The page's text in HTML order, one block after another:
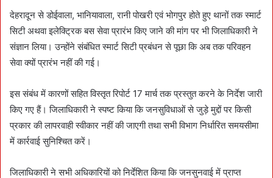
देहरादून से डोईवाला, भानियावाला, रानी पोखरी एवं भोगपुर होते हुए थानों तक स्मार्ट
सिटी अथवा इलेक्ट्रिक बस सेवा प्रारंभ किए जाने की मांग पर भी जिलाधिकारी ने
संज्ञान लिया। उन्होंने संबंधित स्मार्ट सिटी प्रबंधन से पूछा कि अब तक परिवहन
सेवा क्यों प्रारंभ नहीं की गई।
इस संबंध में कारणों सहित विस्तृत रिपोर्ट 17 मार्च तक प्रस्तुत करने के निर्देश जारी
किए गए हैं। जिलाधिकारी ने स्पष्ट किया कि जनसुविधाओं से जुड़े मुद्दों पर किसी
प्रकार की लापरवाही स्वीकार नहीं की जाएगी तथा सभी विभाग निर्धारित समयसीमा
में कार्रवाई सुनिश्चित करें।
जिलाधिकारी ने सभी अधिकारियों को निर्देशित किया कि जनसुनवाई में प्राप्त